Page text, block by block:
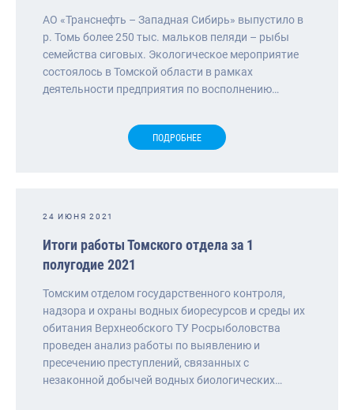
АО «Транснефть – Западная Сибирь» выпустило в
р. Томь более 250 тыс. мальков пеляди – рыбы
семейства сиговых. Экологическое мероприятие
состоялось в Томской области в рамках
деятельности предприятия по восполнению…
ПОДРОБНЕЕ
24 ИЮНЯ 2021
Итоги работы Томского отдела за 1
полугодие 2021
Томским отделом государственного контроля,
надзора и охраны водных биоресурсов и среды их
обитания Верхнеобского ТУ Росрыболовства
проведен анализ работы по выявлению и
пресечению преступлений, связанных с
незаконной добычей водных биологических…